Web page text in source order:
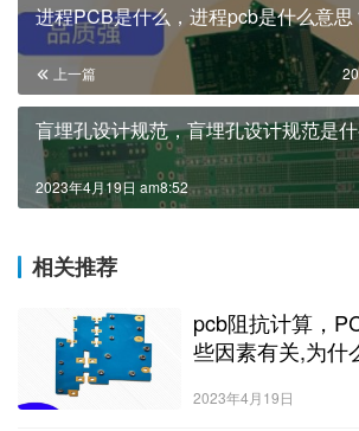
进程PCB是什么，进程pcb是什么意思
上一篇
盲埋孔设计规范，盲埋孔设计规范是
2023年4月19日 am8:52
相关推荐
pcb阻抗计算，
些因素有关,为什
2023年4月19日